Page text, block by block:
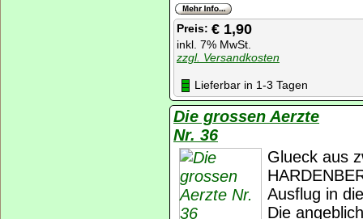
Preis: € 1,90
inkl. 7% MwSt.
zzgl. Versandkosten
Lieferbar in 1-3 Tagen
Die grossen Aerzte
Nr. 36
Glueck aus
Ausflug in
Die